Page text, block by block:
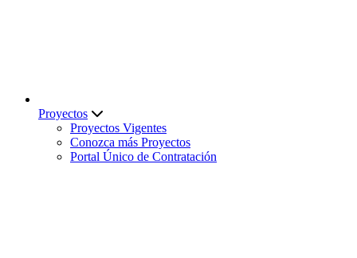
Proyectos
Proyectos Vigentes
Conozca más Proyectos
Portal Único de Contratación